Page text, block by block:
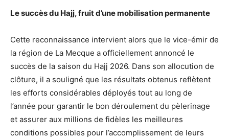
Le succès du Hajj, fruit d’une mobilisation permanente
Cette reconnaissance intervient alors que le vice-émir de
la région de La Mecque a officiellement annoncé le
succès de la saison du Hajj 2026. Dans son allocution de
clôture, il a souligné que les résultats obtenus reflètent
les efforts considérables déployés tout au long de
l’année pour garantir le bon déroulement du pèlerinage
et assurer aux millions de fidèles les meilleures
conditions possibles pour l’accomplissement de leurs